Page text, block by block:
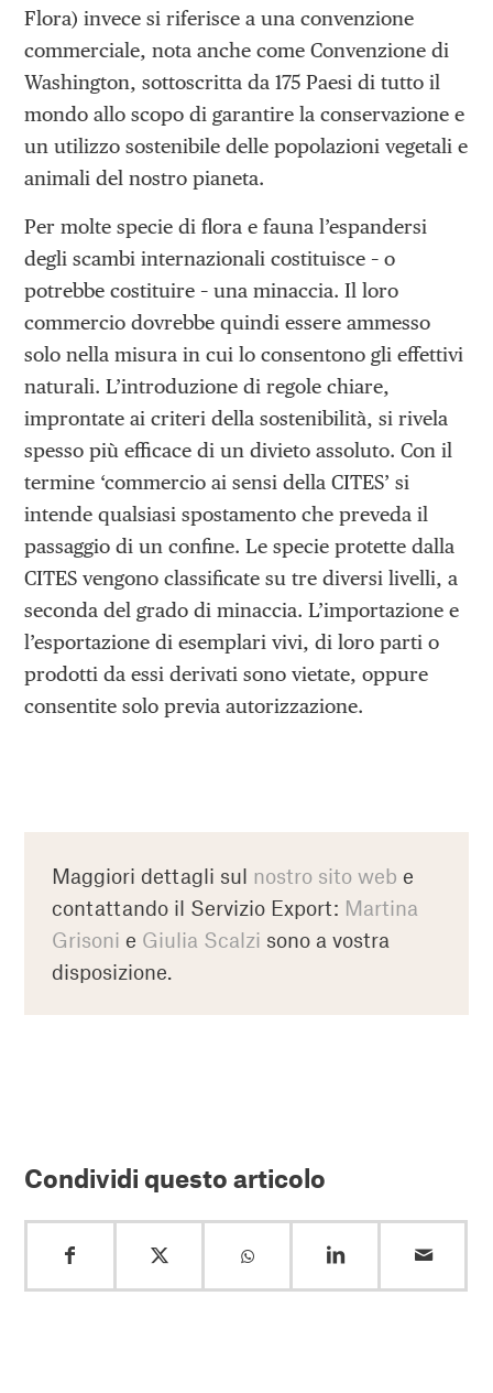
Flora) invece si riferisce a una convenzione
commerciale, nota anche come Convenzione di
Washington, sottoscritta da 175 Paesi di tutto il
mondo allo scopo di garantire la conservazione e
un utilizzo sostenibile delle popolazioni vegetali e
animali del nostro pianeta.
Per molte specie di flora e fauna l’espandersi
degli scambi internazionali costituisce – o
potrebbe costituire – una minaccia. Il loro
commercio dovrebbe quindi essere ammesso
solo nella misura in cui lo consentono gli effettivi
naturali. L’introduzione di regole chiare,
improntate ai criteri della sostenibilità, si rivela
spesso più efficace di un divieto assoluto. Con il
termine ‘commercio ai sensi della CITES’ si
intende qualsiasi spostamento che preveda il
passaggio di un confine. Le specie protette dalla
CITES vengono classificate su tre diversi livelli, a
seconda del grado di minaccia. L’importazione e
l’esportazione di esemplari vivi, di loro parti o
prodotti da essi derivati sono vietate, oppure
consentite solo previa autorizzazione.
Maggiori dettagli sul nostro sito web e
contattando il Servizio Export: Martina
Grisoni e Giulia Scalzi sono a vostra
disposizione.
Condividi questo articolo